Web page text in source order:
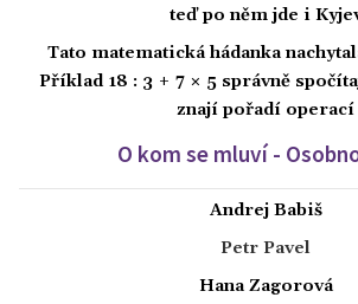
teď po něm jde i
Tato matematická hádanka
Příklad 18 : 3 + 7 × 5 správně
znají pořadí operací
O kom se mluví -
Andrej Babiš
Petr Pavel
Hana Zagorová